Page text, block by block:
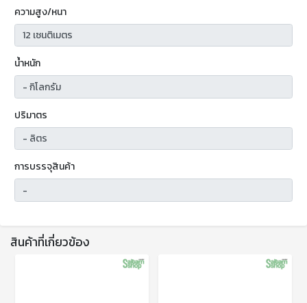
ความสูง/หนา
น้ำหนัก
ปริมาตร
การบรรจุสินค้า
สินค้าที่เกี่ยวข้อง